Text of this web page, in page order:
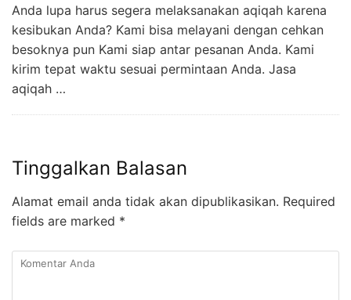
Anda lupa harus segera melaksanakan aqiqah karena
kesibukan Anda? Kami bisa melayani dengan cehkan
besoknya pun Kami siap antar pesanan Anda. Kami
kirim tepat waktu sesuai permintaan Anda. Jasa
aqiqah …
Tinggalkan Balasan
Alamat email anda tidak akan dipublikasikan. Required
fields are marked *